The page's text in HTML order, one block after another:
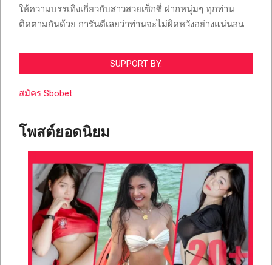
ให้ความบรรเทิงเกี่ยวกับสาวสวยเซ็กซี่ ฝากหนุ่มๆ ทุกท่าน
ติดตามกันด้วย การันตีเลยว่าท่านจะไม่ผิดหวังอย่างแน่นอน
SUPPORT BY.
สมัคร Sbobet
โพสต์ยอดนิยม